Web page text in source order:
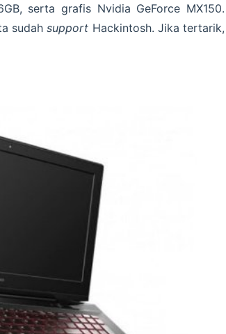
serta grafis Nvidia GeForce MX150.
sudahsupport Hackintosh. Jika tertarik,